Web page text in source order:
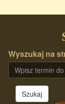
Wyszukaj na
Szukaj